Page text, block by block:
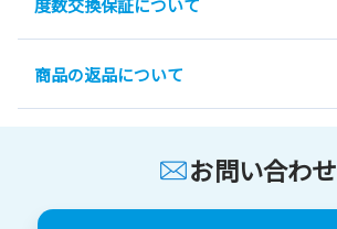
商品の返品について
お問い合わせ